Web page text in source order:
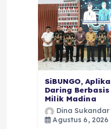
SiBUNGO,
Daring
Milik Madina
Dina Sukandar
Agustus 6, 2026